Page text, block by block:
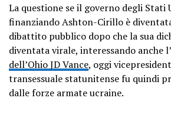
La questione se il governo degli Stati
finanziando Ashton-Cirillo è
dibattito pubblico dopo che la sua
diventata virale, interessando anche
dell’Ohio JD Vance, oggi
transessuale statunitense fu quindi
dalle forze armate ucraine.